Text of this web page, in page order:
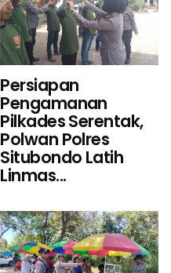
Persiapan
Pengamanan
Pilkades Serentak,
Polwan Polres
Situbondo Latih
Linmas...